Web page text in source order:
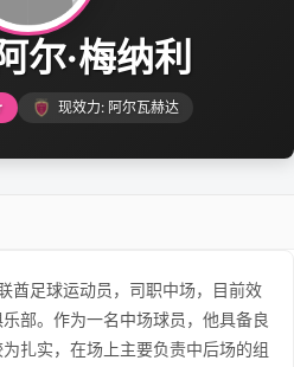
尔·梅纳利
现效力: 阿尔瓦赫达
酋足球运动员，司职中场，目前效
部。作为一名中场球员，他具备良
扎实，在场上主要负责中后场的组